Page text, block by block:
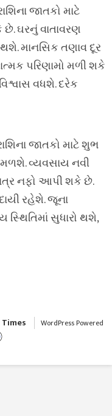
જાતકો માટે
ઘરનું વાતાવરણ
માનસિક તણાવ દૂર
પરિણામો મળી શકે
વધશે. દરેક
જાતકો માટે શુભ
વ્યવસાય નવી
નફો આપી શકે છે.
રહેશે. જૂના
સ્થિતિમાં સુધારો થશે,
WordPress Powered